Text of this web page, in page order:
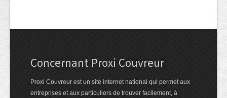
Concernant Proxi Couvreur
Proxi Couvreur est un site internet national qui permet aux
entreprises et aux particuliers de trouver facilement, à